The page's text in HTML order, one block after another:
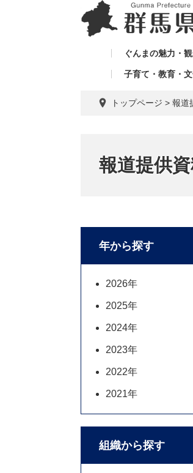
ぐんまの魅力・
子育て・教育・
トップページ > 報道
報道提供
年から探す
2026年
2025年
2024年
2023年
2022年
2021年
組織から探す